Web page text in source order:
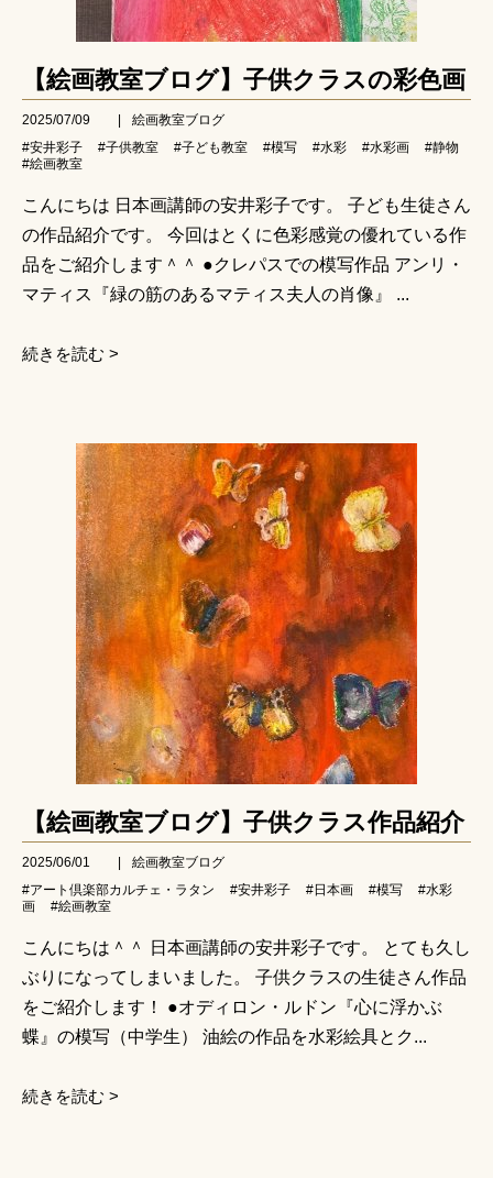
【絵画教室ブログ】子供クラスの彩色画
2025/07/09
絵画教室ブログ
#安井彩子
#子供教室 #子ども教室 #模写 #水彩 #水彩画
#静物
#絵画教室
こんにちは 日本画講師の安井彩子です。 子ども生徒さん
の作品紹介です。 今回はとくに色彩感覚の優れている作
品をご紹介します＾＾ ●クレパスでの模写作品 アンリ・
マティス『緑の筋のあるマティス夫人の肖像』 ...
続きを読む >
【絵画教室ブログ】子供クラス作品紹介
2025/06/01
絵画教室ブログ
#アート倶楽部カルチェ・ラタン
#安井彩子 #日本画 #模写
#水彩
画
#絵画教室
こんにちは＾＾ 日本画講師の安井彩子です。 とても久し
ぶりになってしまいました。 子供クラスの生徒さん作品
をご紹介します！ ●オディロン・ルドン『心に浮かぶ
蝶』の模写（中学生） 油絵の作品を水彩絵具とク...
続きを読む >